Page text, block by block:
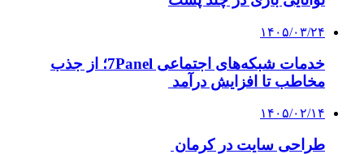
۱۴۰۵/۰۳/۲۴
خدمات شبکه‌های اجتماعی 7Panel؛ از جذب
مخاطب تا افزایش درآمد
۱۴۰۵/۰۲/۱۴
طراحی سایت در کرمان